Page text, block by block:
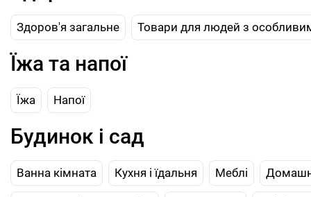
Здоров'я загальне Товари для людей з
Їжа та напої
Їжа Напої
Будинок і сад
Ванна кімната Кухня і їдальня Меблі